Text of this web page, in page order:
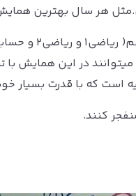
هر سال بهترین
است که با قدرت بسیار